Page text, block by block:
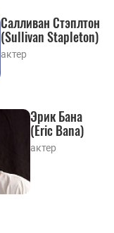
Салливан Стэплтон
(Sullivan Stapleton)
актер
Эрик Бана
(Eric Bana)
актер